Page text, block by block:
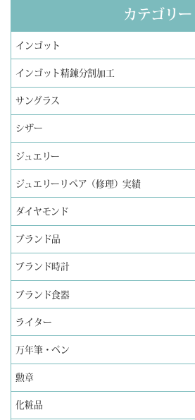
カテゴリー
インゴット
インゴット精錬分割加工
サングラス
シザー
ジュエリー
ジュエリーリペア（修理）実績
ダイヤモンド
ブランド品
ブランド時計
ブランド食器
ライター
万年筆・ペン
勲章
化粧品